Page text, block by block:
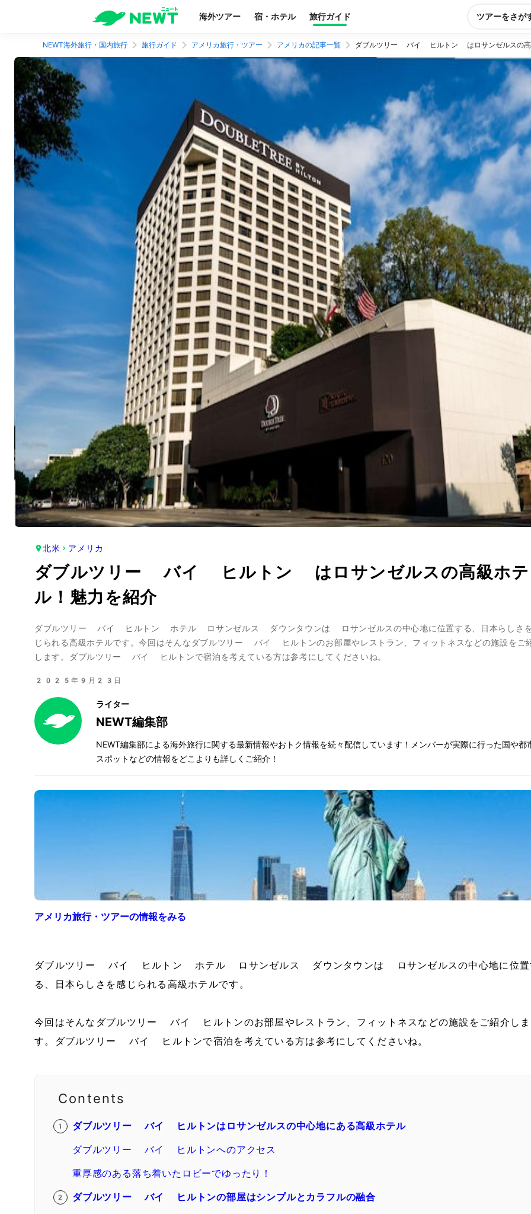
海外ツアー 宿・ホテル 旅行ガイド ツアーをさが
NEWT海外旅行・国内旅行 旅行ガイド アメリカ旅行・ツアー アメリカの記事一覧 ダブルツリー バイ ヒルトン はロサンゼルスの高
北米 アメリカ
ダブルツリー バイ ヒルトン はロサンゼルスの高級ホテ
ル！魅力を紹介
ダブルツリー バイ ヒルトン ホテル ロサンゼルス ダウンタウンは ロサンゼルスの中心地に位置する、日本らしさ
じられる高級ホテルです。今回はそんなダブルツリー バイ ヒルトンのお部屋やレストラン、フィットネスなどの施設をご
します。ダブルツリー バイ ヒルトンで宿泊を考えている方は参考にしてくださいね。
2025年9月23日
ライター
NEWT編集部
NEWT編集部による海外旅行に関する最新情報やおトク情報を続々配信しています！メンバーが実際に行った国や都
スポットなどの情報をどこよりも詳しくご紹介！
アメリカ旅行・ツアーの情報をみる
ダブルツリー バイ ヒルトン ホテル ロサンゼルス ダウンタウンは ロサンゼルスの中心地に位置
る、日本らしさを感じられる高級ホテルです。
今回はそんなダブルツリー バイ ヒルトンのお部屋やレストラン、フィットネスなどの施設をご紹介しま
す。ダブルツリー バイ ヒルトンで宿泊を考えている方は参考にしてくださいね。
Contents
ダブルツリー バイ ヒルトンはロサンゼルスの中心地にある高級ホテル
ダブルツリー バイ ヒルトンへのアクセス
重厚感のある落ち着いたロビーでゆったり！
ダブルツリー バイ ヒルトンの部屋はシンプルとカラフルの融合